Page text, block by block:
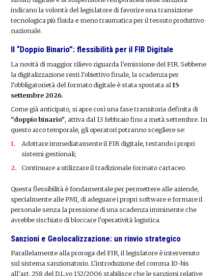
indicano la volontà del legislatore di favorire una transizione
tecnologica più fluida e meno traumatica per il tessuto produttivo
nazionale.
Il “Doppio Binario”: flessibilità per il FIR Digitale
La novità di maggior rilievo riguarda l’emissione del FIR. Sebbene
la digitalizzazione resti l’obiettivo finale, la scadenza per
l’obbligatorietà del formato digitale è stata spostata al15
settembre 2026.
Come già anticipato, si apre così una fase transitoria definita di
“doppio binario” , attiva dal 13 febbraio fino a metà settembre. In
questo arco temporale, gli operatori potranno scegliere se:
Adottare immediatamente il FIR digitale, testando i propri
sistemi gestionali;
Continuare a utilizzare il tradizionale formato cartaceo.
Questa flessibilità è fondamentale per permettere alle aziende,
specialmente alle PMI, di adeguare i propri software e formare il
personale senza la pressione di una scadenza imminente che
avrebbe rischiato di bloccare l’operatività logistica.
Sanzioni e Geolocalizzazione: un rinvio strategico
Parallelamente alla proroga del FIR, il legislatore è intervenuto
sul sistema sanzionatorio. L’introduzione del comma 10-bis
all’art. 258 del D.L.vo 152/2006 stabilisce che le sanzioni relative